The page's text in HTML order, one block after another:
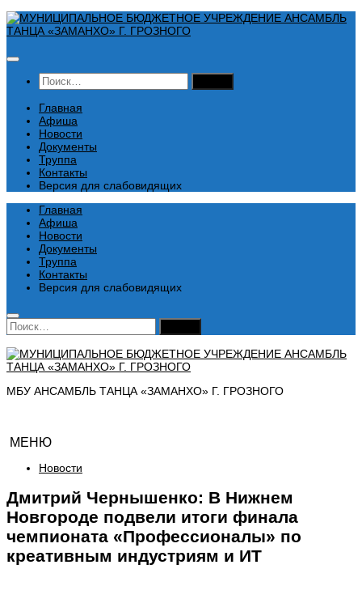
Перейти
к
Найти:
Главная
Афиша
Новости
Документы
Труппа
Контакты
Версия для слабовидящих
Главная
Афиша
Новости
Документы
Труппа
Контакты
Версия для слабовидящих
Найти:
МБУ АНСАМБЛЬ ТАНЦА «ЗАМАНХО» Г. ГРОЗНОГО
МЕНЮ
Новости
Дмитрий Чернышенко: В Нижнем
Новгороде подвели итоги финала
чемпионата «Профессионалы» по
креативным индустриям и ИТ